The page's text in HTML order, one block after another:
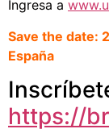
Ingresa a
Save the date:
España
https://